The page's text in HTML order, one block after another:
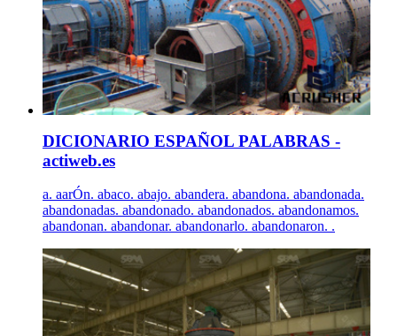
DICIONARIO ESPAÑOL PALABRAS -
actiweb.es
a. aarÓn. abaco. abajo. abandera. abandona. abandonada.
abandonadas. abandonado. abandonados. abandonamos.
abandonan. abandonar. abandonarlo. abandonaron. .